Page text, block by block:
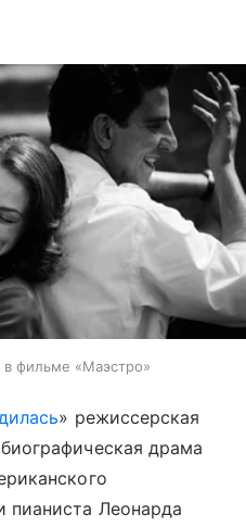
фильме «Маэстро»
» режиссерская
драма
пианиста Леонарда